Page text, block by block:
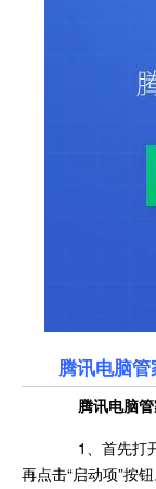
腾讯电脑
腾讯电脑
1、首先打开
再点击“启动项”按钮